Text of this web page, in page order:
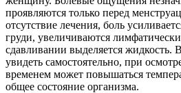
проявляются только перед
отсутствие лечения, боль
груди, увеличиваются
сдавливании выделяется жидкость.
увидеть самостоятельно, при
временем может повышаться
общее состояние организма.